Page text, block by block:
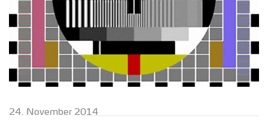
24. No­vem­ber 2014